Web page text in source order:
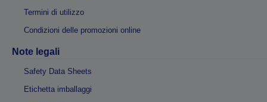
Termini di utilizzo
Condizioni delle promozioni online
Note legali
Safety Data Sheets
Etichetta imballaggi